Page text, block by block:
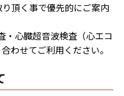
頂く事で優先的にご案内
・心臓超音波検査（心エコ
わせてご利用ください。